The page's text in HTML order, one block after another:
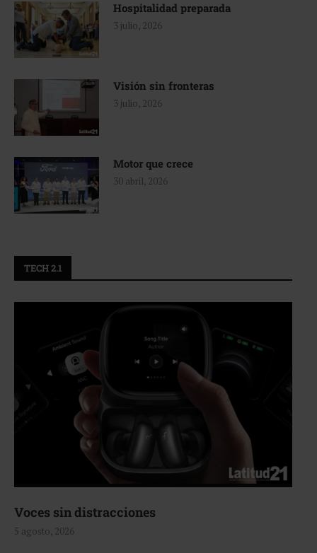
Hospitalidad preparada
3 julio, 2026
Visión sin fronteras
3 julio, 2026
Motor que crece
30 abril, 2026
TECH 2.1
Voces sin distracciones
5 agosto, 2026